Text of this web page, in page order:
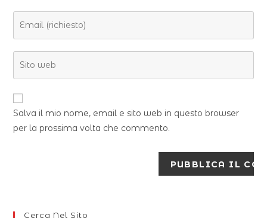
Salva il mio nome, email e sito web in questo browser
per la prossima volta che commento.
Cerca Nel Sito